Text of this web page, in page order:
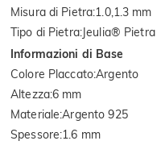
Misura di Pietra:1.0,1.3 mm
Tipo di Pietra:Jeulia® Pietra
Informazioni di Base
Colore Placcato:Argento
Altezza:6 mm
Materiale:Argento 925
Spessore:1.6 mm